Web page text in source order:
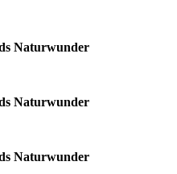
Naturwunder
Naturwunder
Naturwunder